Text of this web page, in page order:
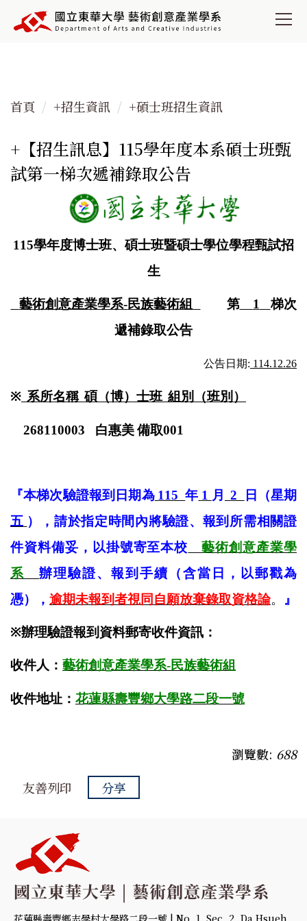
到
容
首頁 +招生資訊 +碩士班招生資訊
+【招生訊息】115學年度本系碩士班甄
試第一梯次遞補錄取公告
115學年度博士班、碩士班暨碩士學位學程甄試招
生
藝術創意產業學系-民族藝術組 第 1
梯次
遞補錄取公告
公告日期: 114.12.26
※ 系所名稱 碩（博）士班 組別（班別）
268110003 白惠美 備取001
『本梯次驗證報到日期為 115年 1 月 2
日（星期
五 ），請於指定時間內將驗證、報到所需相關證
件資料備妥，以掛號寄至本校 藝術創意產業學
系 辦理驗證、報到手續（含當日，以郵戳為
憑）， 逾期未報到者視同自願放棄錄取資格論。 』
※辦理驗證報到資料郵寄收件資訊：
收件人： 藝術創意產業學系-民族藝術組
收件地址： 花蓮縣壽豐鄉大學路二段一號
瀏覽數: 688
友善列印
分享
花蓮縣壽豐鄉志學村大學路二段一號 | No. 1, Sec. 2, Da Hsueh